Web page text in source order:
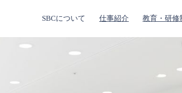
SBCについて 仕事紹介 教育・研修